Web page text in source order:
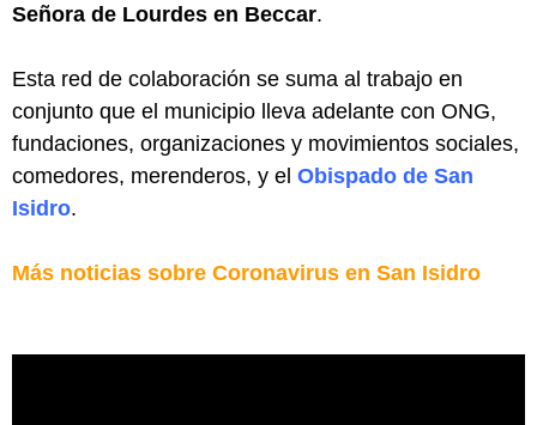
Señora de Lourdes en Beccar.
Esta red de colaboración se suma al trabajo en
conjunto que el municipio lleva adelante con ONG,
fundaciones, organizaciones y movimientos sociales,
comedores, merenderos, y el Obispado de San
Isidro.
Más noticias sobre Coronavirus en San Isidro